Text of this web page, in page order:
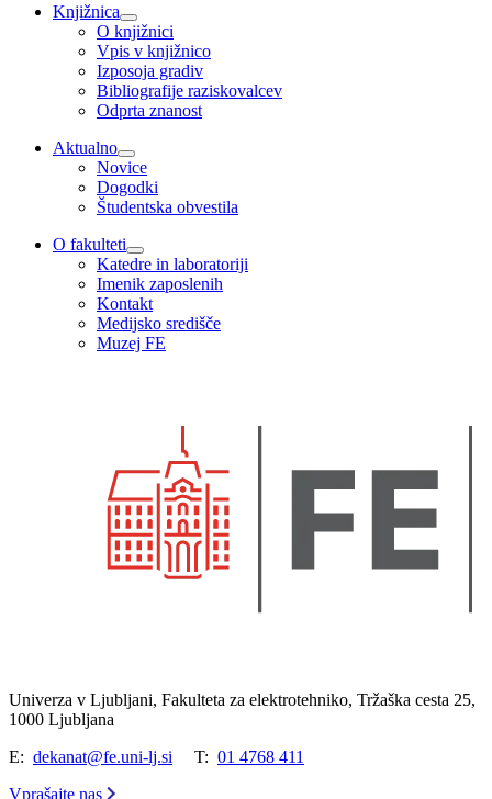
Knjižnica
O knjižnici
Vpis v knjižnico
Izposoja gradiv
Bibliografije raziskovalcev
Odprta znanost
Aktualno
Novice
Dogodki
Študentska obvestila
O fakulteti
Katedre in laboratoriji
Imenik zaposlenih
Kontakt
Medijsko središče
Muzej FE
Univerza v Ljubljani, Fakulteta za elektrotehniko, Tržaška cesta 25,
1000 Ljubljana
E: dekanat@fe.uni-lj.si T: 01 4768 411
Vprašajte nas